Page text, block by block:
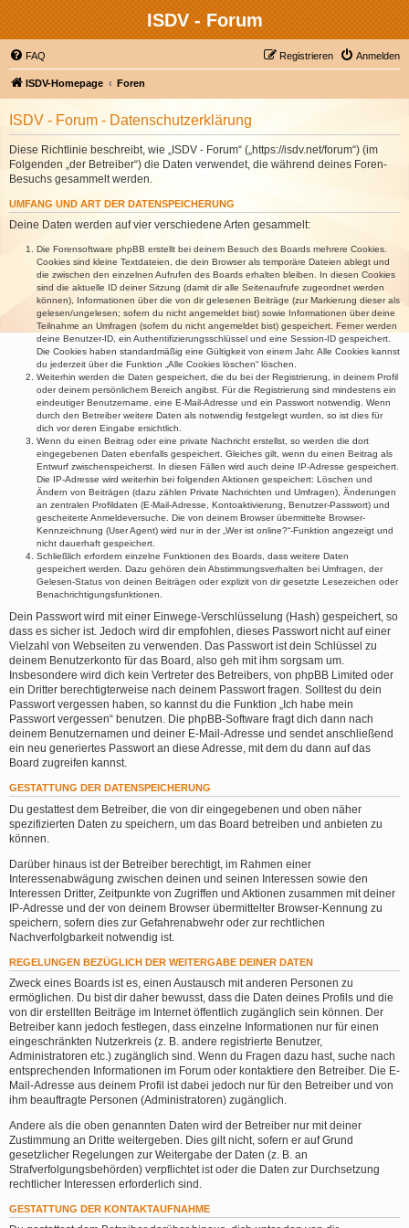
ISDV - Forum
FAQ Anmelden
Registrieren
ISDV-Homepage Foren
ISDV - Forum - Datenschutzerklärung
Diese Richtlinie beschreibt, wie „ISDV - Forum“ („https://isdv.net/forum“) (im
Folgenden „der Betreiber“) die Daten verwendet, die während deines Foren-
Besuchs gesammelt werden.
UMFANG UND ART DER DATENSPEICHERUNG
Deine Daten werden auf vier verschiedene Arten gesammelt:
Die Forensoftware phpBB erstellt bei deinem Besuch des Boards mehrere Cookies.
Cookies sind kleine Textdateien, die dein Browser als temporäre Dateien ablegt und
die zwischen den einzelnen Aufrufen des Boards erhalten bleiben. In diesen Cookies
sind die aktuelle ID deiner Sitzung (damit dir alle Seitenaufrufe zugeordnet werden
können), Informationen über die von dir gelesenen Beiträge (zur Markierung dieser als
gelesen/ungelesen; sofern du nicht angemeldet bist) sowie Informationen über deine
Teilnahme an Umfragen (sofern du nicht angemeldet bist) gespeichert. Ferner werden
deine Benutzer-ID, ein Authentifizierungsschlüssel und eine Session-ID gespeichert.
Die Cookies haben standardmäßig eine Gültigkeit von einem Jahr. Alle Cookies kannst
du jederzeit über die Funktion „Alle Cookies löschen“ löschen.
Weiterhin werden die Daten gespeichert, die du bei der Registrierung, in deinem Profil
oder deinem persönlichem Bereich angibst. Für die Registrierung sind mindestens ein
eindeutiger Benutzername, eine E-Mail-Adresse und ein Passwort notwendig. Wenn
durch den Betreiber weitere Daten als notwendig festgelegt wurden, so ist dies für
dich vor deren Eingabe ersichtlich.
Wenn du einen Beitrag oder eine private Nachricht erstellst, so werden die dort
eingegebenen Daten ebenfalls gespeichert. Gleiches gilt, wenn du einen Beitrag als
Entwurf zwischenspeicherst. In diesen Fällen wird auch deine IP-Adresse gespeichert.
Die IP-Adresse wird weiterhin bei folgenden Aktionen gespeichert: Löschen und
Ändern von Beiträgen (dazu zählen Private Nachrichten und Umfragen), Änderungen
an zentralen Profildaten (E-Mail-Adresse, Kontoaktivierung, Benutzer-Passwort) und
gescheiterte Anmeldeversuche. Die von deinem Browser übermittelte Browser-
Kennzeichnung (User Agent) wird nur in der „Wer ist online?“-Funktion angezeigt und
nicht dauerhaft gespeichert.
Schließlich erfordern einzelne Funktionen des Boards, dass weitere Daten
gespeichert werden. Dazu gehören dein Abstimmungsverhalten bei Umfragen, der
Gelesen-Status von deinen Beiträgen oder explizit von dir gesetzte Lesezeichen oder
Benachrichtigungsfunktionen.
Dein Passwort wird mit einer Einwege-Verschlüsselung (Hash) gespeichert, so
dass es sicher ist. Jedoch wird dir empfohlen, dieses Passwort nicht auf einer
Vielzahl von Webseiten zu verwenden. Das Passwort ist dein Schlüssel zu
deinem Benutzerkonto für das Board, also geh mit ihm sorgsam um.
Insbesondere wird dich kein Vertreter des Betreibers, von phpBB Limited oder
ein Dritter berechtigterweise nach deinem Passwort fragen. Solltest du dein
Passwort vergessen haben, so kannst du die Funktion „Ich habe mein
Passwort vergessen“ benutzen. Die phpBB-Software fragt dich dann nach
deinem Benutzernamen und deiner E-Mail-Adresse und sendet anschließend
ein neu generiertes Passwort an diese Adresse, mit dem du dann auf das
Board zugreifen kannst.
GESTATTUNG DER DATENSPEICHERUNG
Du gestattest dem Betreiber, die von dir eingegebenen und oben näher
spezifizierten Daten zu speichern, um das Board betreiben und anbieten zu
können.
Darüber hinaus ist der Betreiber berechtigt, im Rahmen einer
Interessenabwägung zwischen deinen und seinen Interessen sowie den
Interessen Dritter, Zeitpunkte von Zugriffen und Aktionen zusammen mit deiner
IP-Adresse und der von deinem Browser übermittelter Browser-Kennung zu
speichern, sofern dies zur Gefahrenabwehr oder zur rechtlichen
Nachverfolgbarkeit notwendig ist.
REGELUNGEN BEZÜGLICH DER WEITERGABE DEINER DATEN
Zweck eines Boards ist es, einen Austausch mit anderen Personen zu
ermöglichen. Du bist dir daher bewusst, dass die Daten deines Profils und die
von dir erstellten Beiträge im Internet öffentlich zugänglich sein können. Der
Betreiber kann jedoch festlegen, dass einzelne Informationen nur für einen
eingeschränkten Nutzerkreis (z. B. andere registrierte Benutzer,
Administratoren etc.) zugänglich sind. Wenn du Fragen dazu hast, suche nach
entsprechenden Informationen im Forum oder kontaktiere den Betreiber. Die E-
Mail-Adresse aus deinem Profil ist dabei jedoch nur für den Betreiber und von
ihm beauftragte Personen (Administratoren) zugänglich.
Andere als die oben genannten Daten wird der Betreiber nur mit deiner
Zustimmung an Dritte weitergeben. Dies gilt nicht, sofern er auf Grund
gesetzlicher Regelungen zur Weitergabe der Daten (z. B. an
Strafverfolgungsbehörden) verpflichtet ist oder die Daten zur Durchsetzung
rechtlicher Interessen erforderlich sind.
GESTATTUNG DER KONTAKTAUFNAHME